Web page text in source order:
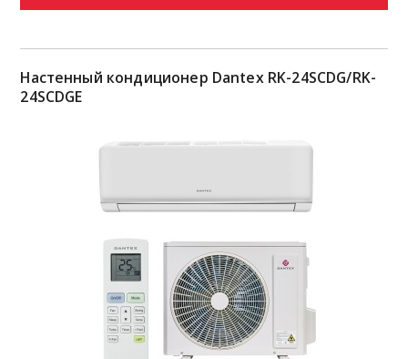
Настенный кондиционер Dantex RK-24SCDG/RK-
24SCDGE